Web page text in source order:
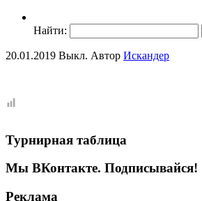
Найти:
20.01.2019 Выкл. Автор Искандер
Турнирная таблица
Мы ВКонтакте. Подписывайся!
Реклама